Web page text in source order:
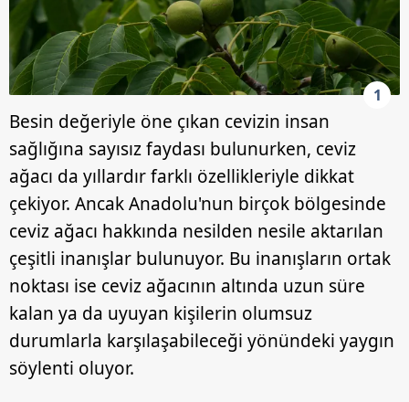
1
Besin değeriyle öne çıkan cevizin insan
sağlığına sayısız faydası bulunurken, ceviz
ağacı da yıllardır farklı özellikleriyle dikkat
çekiyor. Ancak Anadolu'nun birçok bölgesinde
ceviz ağacı hakkında nesilden nesile aktarılan
çeşitli inanışlar bulunuyor. Bu inanışların ortak
noktası ise ceviz ağacının altında uzun süre
kalan ya da uyuyan kişilerin olumsuz
durumlarla karşılaşabileceği yönündeki yaygın
söylenti oluyor.